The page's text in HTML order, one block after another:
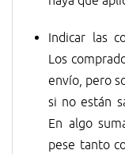
Indicar las
Los
envío, pero
si no están
En algo
pese tanto